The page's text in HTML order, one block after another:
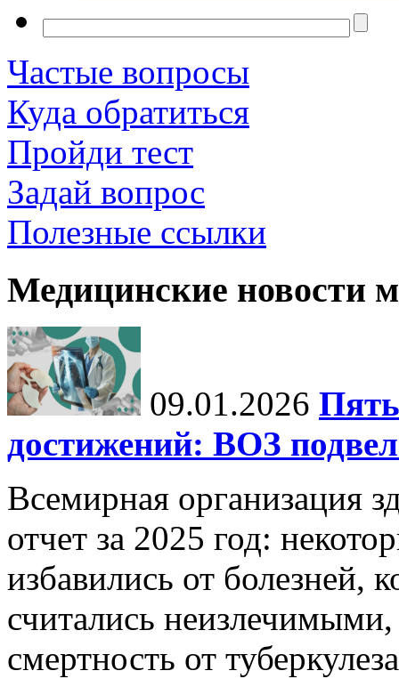
Частые вопросы
Куда обратиться
Пройди тест
Задай вопрос
Полезные ссылки
Медицинские новости
09.01.2026
достижений: ВОЗ
Всемирная организация
отчет за 2025 год:
избавились от болезней,
считались неизлечимыми,
смертность от